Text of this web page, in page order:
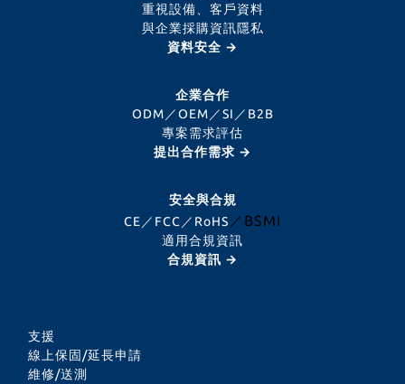
重視設備、客戶資料
與企業採購資訊隱私
資料安全 →
企業合作
ODM／OEM／SI／B2B
專案需求評估
提出合作需求 →
安全與合規
CE／FCC／RoHS ／BSMI
適用合規資訊
合規資訊 →
支援
線上保固/延長申請
維修/送測